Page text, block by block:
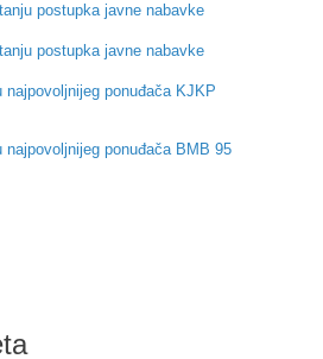
postupka javne nabavke
postupka javne nabavke
najpovoljnijeg ponuđača KJKP
najpovoljnijeg ponuđača BMB 95